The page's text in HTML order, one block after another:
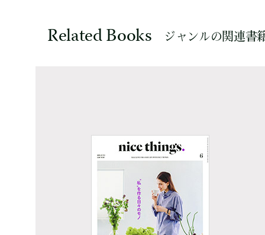
Related Books ジャンルの関連書